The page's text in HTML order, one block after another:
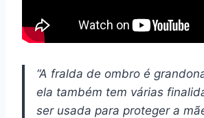
“A fralda de ombro é
ela também tem várias
ser usada para proteger a